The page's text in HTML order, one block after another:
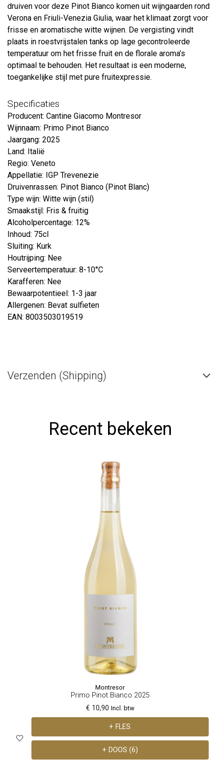
druiven voor deze Pinot Bianco komen uit wijngaarden rond
Verona en Friuli-Venezia Giulia, waar het klimaat zorgt voor
frisse en aromatische witte wijnen. De vergisting vindt
plaats in roestvrijstalen tanks op lage gecontroleerde
temperatuur om het frisse fruit en de florale aroma’s
optimaal te behouden. Het resultaat is een moderne,
toegankelijke stijl met pure fruitexpressie.
Specificaties
Producent: Cantine Giacomo Montresor
Wijnnaam: Primo Pinot Bianco
Jaargang: 2025
Land: Italië
Regio: Veneto
Appellatie: IGP Trevenezie
Druivenrassen: Pinot Bianco (Pinot Blanc)
Type wijn: Witte wijn (stil)
Smaakstijl: Fris & fruitig
Alcoholpercentage: 12%
Inhoud: 75cl
Sluiting: Kurk
Houtrijping: Nee
Serveertemperatuur: 8-10°C
Karafferen: Nee
Bewaarpotentieel: 1-3 jaar
Allergenen: Bevat sulfieten
EAN: 8003503019519
Verzenden (Shipping)
Recent bekeken
Montresor
Primo Pinot Bianco 2025
€ 10,90 Incl. btw
+ FLES
+ DOOS (6)